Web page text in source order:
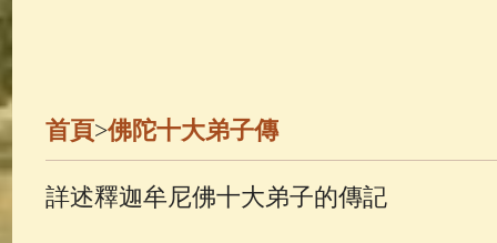
善財童子五十三參
佛典故事 (38) 佛說療痔(腫瘤)
首頁>佛陀十大弟子傳
詳述釋迦牟尼佛十大弟子的傳記